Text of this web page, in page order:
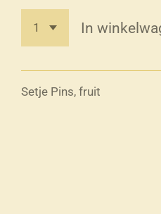
In
Setje Pins, fruit